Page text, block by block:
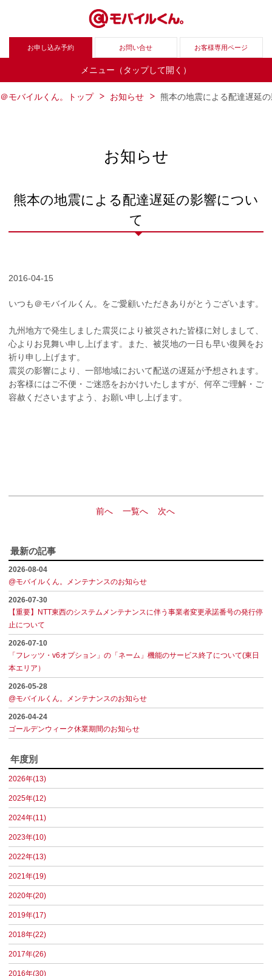
お申し込み予約 お問い合せ お客様専用ページ
メニュー（タップして開く）
＠モバイルくん。トップ お知らせ 熊本の地震による配達遅延
お知らせ
熊本の地震による配達遅延の影響につい
て
2016-04-15
いつも＠モバイルくん。をご愛顧いただきありがとうございます。
九州地方で発生しました震災により被災された皆様に対しまして、
心よりお見舞い申し上げます。また、被災地の一日も早い復興をお
祈り申し上げます。
震災の影響により、一部地域において配送の遅延が予想されます。
お客様にはご不便・ご迷惑をおかけいたしますが、何卒ご理解・ご
容赦くださいますよう、お願い申し上げます。
前へ 一覧へ 次へ
最新の記事
2026-08-04
@モバイルくん。メンテナンスのお知らせ
2026-07-30
【重要】NTT東西のシステムメンテナンスに伴う事業者変更承諾番号の発行停
止について
2026-07-10
「フレッツ・v6オプション」の「ネーム」機能のサービス終了について(東日
本エリア）
2026-05-28
@モバイルくん。メンテナンスのお知らせ
2026-04-24
ゴールデンウィーク休業期間のお知らせ
年度別
2026年(13)
2025年(12)
2024年(11)
2023年(10)
2022年(13)
2021年(19)
2020年(20)
2019年(17)
2018年(22)
2017年(26)
2016年(30)